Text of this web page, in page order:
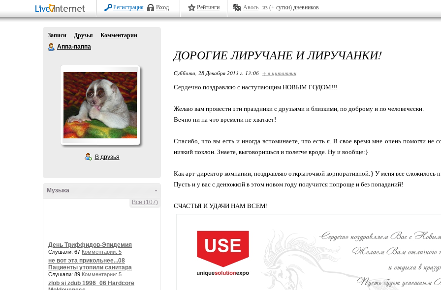
Регистрация Вход Рейтинги Авось из (+ сутки) дневников
Записи Друзья
Комментарии
Аппа-паппа
В друзья
-
Музыка
Все (107)
День Триффидов-Эпидемия
Слушали: 67 Комментарии: 5
не вот эта прикольнее...08
Пациенты утопили санитара
Слушали: 89 Комментарии: 5
zlob si zdub 1996_06 Hardcore
ДОРОГИЕ ЛИРУЧАНЕ И ЛИРУЧАНКИ!
Суббота, 28 Декабря 2013 г. 13:06 + в цитатник
Сердечно поздравляю с наступающим НОВЫМ ГОДОМ!!!
Желаю вам провести эти праздники с друзьями и близкими, по доброму и по человечески.
Вечно ни на что времени не хватает!
Спасибо, что вы есть и иногда вспоминаете, что есть я. В свое время мне очень помогли не
низкий поклон. Знаете, выговоришься и полегче вроде. Ну и вообще:}
Как арт-директор компании, поздравляю открыточкой корпоративной:} У меня все сложилось
Пусть и у вас с денюжкой в этом новом году получится попроще и без попаданий!
СЧАСТЬЯ И УДАЧИ НАМ ВСЕМ!